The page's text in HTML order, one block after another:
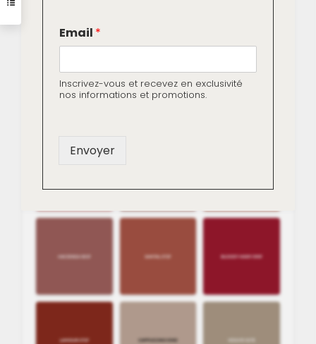
m
a
l
*
Email *
Inscrivez-vous et recevez en exclusivité
nos informations et promotions.
Envoyer